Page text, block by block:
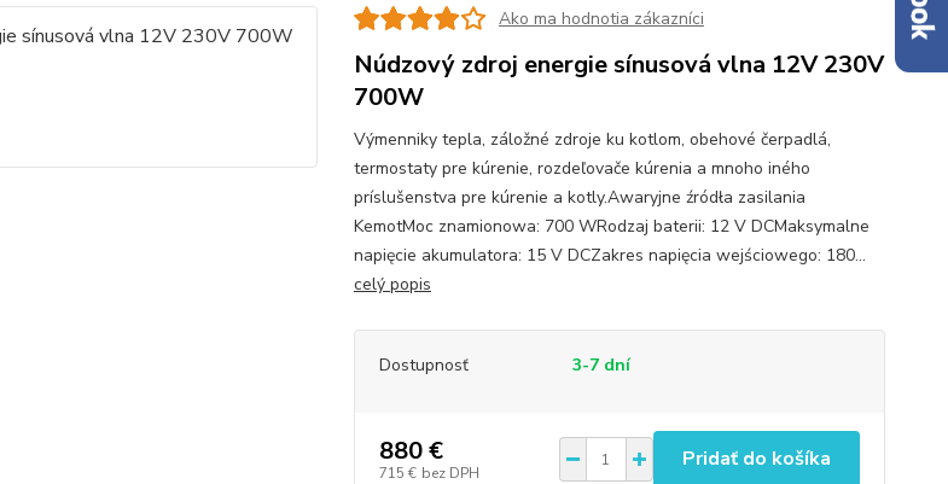
Ako ma hodnotia zákazníci
Núdzový zdroj energie sínusová vlna 12V 230V
700W
Výmenniky tepla, záložné zdroje ku kotlom, obehové čerpadlá,
termostaty pre kúrenie, rozdeľovače kúrenia a mnoho iného
príslušenstva pre kúrenie a kotly.Awaryjne źródła zasilania
KemotMoc znamionowa: 700 WRodzaj baterii: 12 V DCMaksymalne
napięcie akumulatora: 15 V DCZakres napięcia wejściowego: 180...
celý popis
Dostupnosť 3-7 dní
880 €
715 € bez DPH
Pridať do košíka